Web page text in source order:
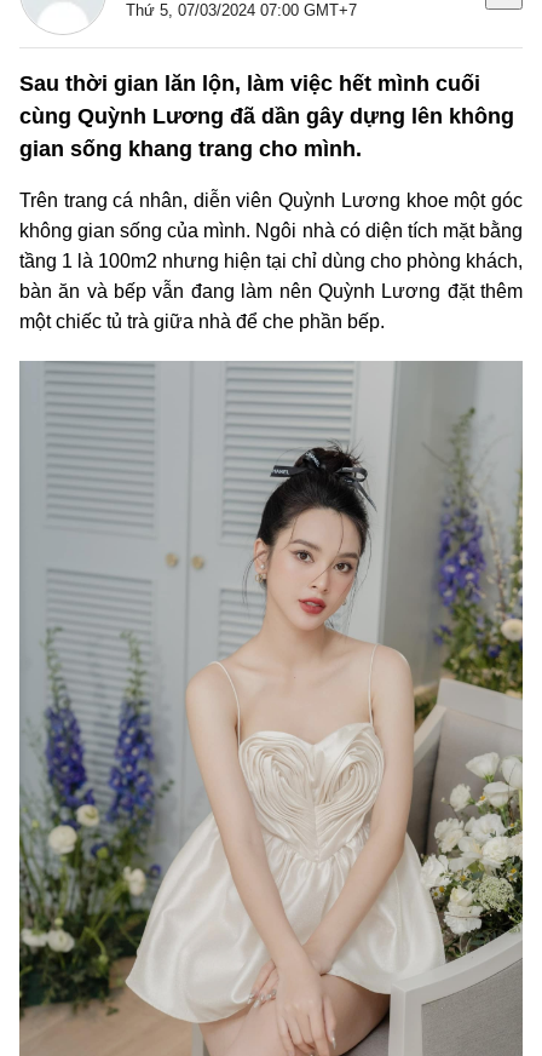
Thứ 5, 07/03/2024 07:00 GMT+7
Sau thời gian lăn lộn, làm việc hết mình cuối
cùng Quỳnh Lương đã dần gây dựng lên không
gian sống khang trang cho mình.
Trên trang cá nhân, diễn viên Quỳnh Lương khoe một góc
không gian sống của mình. Ngôi nhà có diện tích mặt bằng
tầng 1 là 100m2 nhưng hiện tại chỉ dùng cho phòng khách,
bàn ăn và bếp vẫn đang làm nên Quỳnh Lương đặt thêm
một chiếc tủ trà giữa nhà để che phần bếp.